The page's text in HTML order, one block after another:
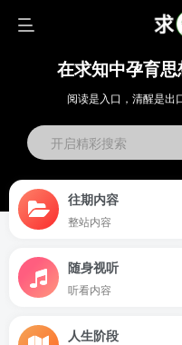
在求知中孕育
阅读是入口，清醒是出
开启精彩搜索
往期内容
整站内容
随身视听
听看内容
人生阶段